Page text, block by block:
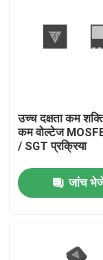
हमारे बारे में
उच्च दक्षता कम
कम वोल्टेज
/ SGT प्रक्रिया
जांच